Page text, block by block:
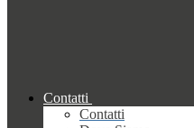
Contatti
Contatti